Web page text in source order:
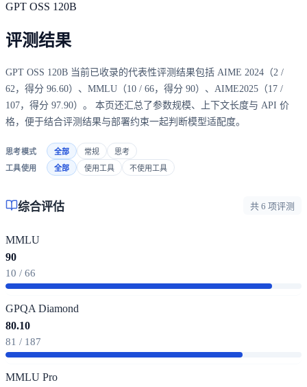
GPT OSS 120B
评测结果
GPT OSS 120B 当前已收录的代表性评测结果包括 AIME 2024（2 /
62，得分 96.60）、MMLU（10 / 66，得分 90）、AIME2025（17 /
107，得分 97.90）。 本页还汇总了参数规模、上下文长度与 API 价
格，便于结合评测结果与部署约束一起判断模型适配度。
思考模式 全部 常规
思考
工具使用
全部 使用工具 不使用工具
综合评估 共 6 项评测
MMLU
90
10 / 66
GPQA Diamond
80.10
81 / 187
MMLU Pro